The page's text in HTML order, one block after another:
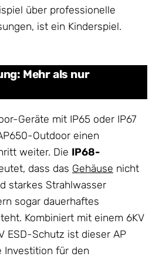
über professionelle
ist ein Kinderspiel.
Mehr als nur
Geräte mit IP65 oder IP67
Outdoor einen
weiter. Die IP68-
dass das Gehäuse nicht
starkes Strahlwasser
sogar dauerhaftes
Kombiniert mit einem 6KV
ESD-Schutz ist dieser AP
Investition für den